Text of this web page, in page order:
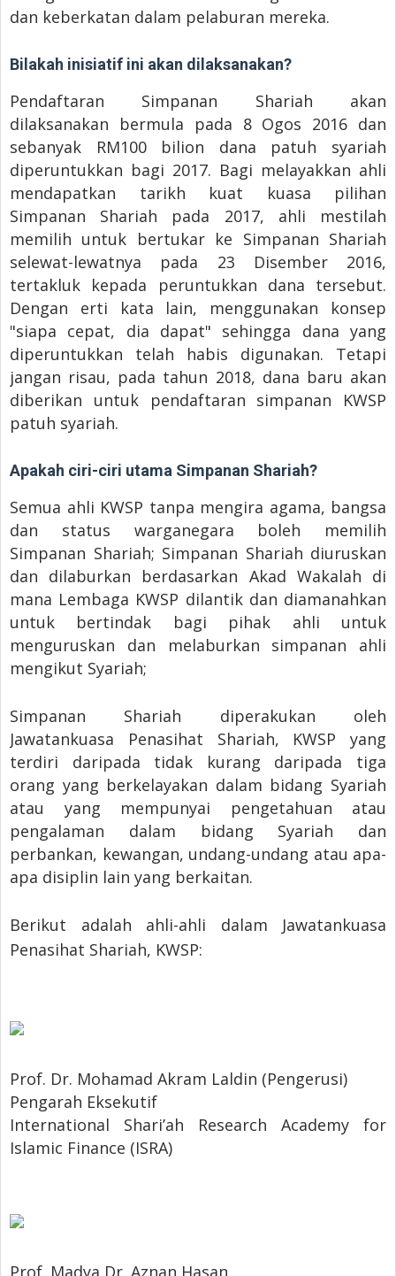
dan keberkatan dalam pelaburan mereka.
Bilakah inisiatif ini akan dilaksanakan?
Pendaftaran Simpanan Shariah akan
dilaksanakan bermula pada 8 Ogos 2016 dan
sebanyak RM100 bilion dana patuh syariah
diperuntukkan bagi 2017. Bagi melayakkan ahli
mendapatkan tarikh kuat kuasa pilihan
Simpanan Shariah pada 2017, ahli mestilah
memilih untuk bertukar ke Simpanan Shariah
selewat-lewatnya pada 23 Disember 2016,
tertakluk kepada peruntukkan dana tersebut.
Dengan erti kata lain, menggunakan konsep
"siapa cepat, dia dapat" sehingga dana yang
diperuntukkan telah habis digunakan. Tetapi
jangan risau, pada tahun 2018, dana baru akan
diberikan untuk pendaftaran simpanan KWSP
patuh syariah.
Apakah ciri-ciri utama Simpanan Shariah?
Semua ahli KWSP tanpa mengira agama, bangsa
dan status warganegara boleh memilih
Simpanan Shariah; Simpanan Shariah diuruskan
dan dilaburkan berdasarkan Akad Wakalah di
mana Lembaga KWSP dilantik dan diamanahkan
untuk bertindak bagi pihak ahli untuk
menguruskan dan melaburkan simpanan ahli
mengikut Syariah;
Simpanan Shariah diperakukan oleh
Jawatankuasa Penasihat Shariah, KWSP yang
terdiri daripada tidak kurang daripada tiga
orang yang berkelayakan dalam bidang Syariah
atau yang mempunyai pengetahuan atau
pengalaman dalam bidang Syariah dan
perbankan, kewangan, undang-undang atau apa-
apa disiplin lain yang berkaitan.
Berikut adalah ahli-ahli dalam Jawatankuasa
Penasihat Shariah, KWSP:
Prof. Dr. Mohamad Akram Laldin (Pengerusi)
Pengarah Eksekutif
International Shari’ah Research Academy for
Islamic Finance (ISRA)
Prof. Madya Dr. Aznan Hasan